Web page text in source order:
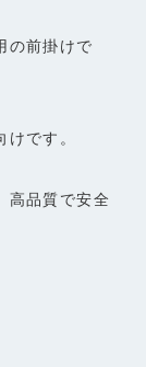
の前掛けで
です。
高品質で安全